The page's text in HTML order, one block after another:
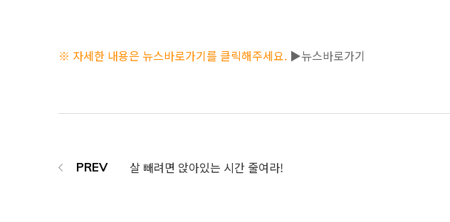
※ 자세한 내용은 뉴스바로가기를 클릭해주세요. ▶뉴스바로가기
살 빼려면 앉아있는 시간 줄여라!